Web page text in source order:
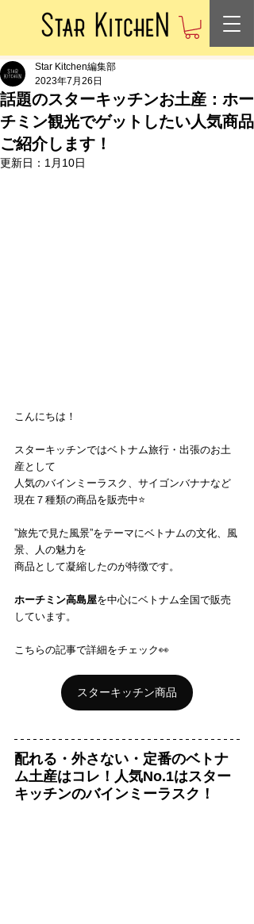
話題のスターキッチンお土産：ホー
チミン観光でゲットしたい人気商品
ご紹介します！
Star Kitchen編集部
2023年7月26日
更新日： 1月10日
こんにちは！
スターキッチンではベトナム旅行・出張のお土
産として
人気のバインミーラスク、サイゴンバナナなど
現在７種類の商品を販売中⭐️
”旅先で見た風景”をテーマにベトナムの文化、風
景、人の魅力を
商品として凝縮したのが特徴です。
ホーチミン高島屋を中心にベトナム全国で販売
しています。
こちらの記事で詳細をチェック👀
スターキッチン商品
配れる・外さない・定番のベトナ
ム土産はコレ！人気No.1はスター
キッチンのバインミーラスク！